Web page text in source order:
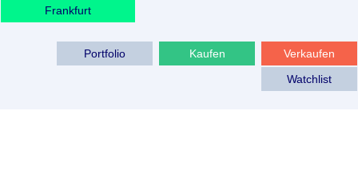
Frankfurt
Verkaufen
Kaufen
Portfolio
Watchlist